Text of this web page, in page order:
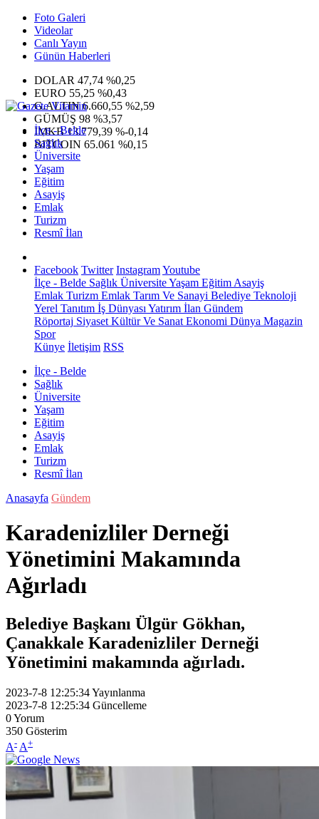
Foto Galeri
Videolar
Canlı Yayın
Günün Haberleri
DOLAR 47,74 %0,25
EURO 55,25 %0,43
G.ALTIN6.660,55 %2,59
GÜMÜŞ 98 %3,57
IMKB13.779,39 %-0,14
BITCOIN 65.061 %0,15
İlçe - Belde
Sağlık
Üniversite
Yaşam
Eğitim
Asayiş
Emlak
Turizm
Resmî İlan
Facebook Twitter InstagramYoutube
İlçe - Belde Sağlık ÜniversiteYaşam Eğitim Asayiş
Emlak Turizm Emlak Tarım Ve Sanayi Belediye Teknoloji
Yerel Tanıtım İş Dünyası Yatırım İlan Gündem
Röportaj Siyaset Kültür Ve Sanat Ekonomi Dünya Magazin
Spor
Künye İletişim RSS
İlçe - Belde
Sağlık
Üniversite
Yaşam
Eğitim
Asayiş
Emlak
Turizm
Resmî İlan
Anasayfa Gündem
Karadenizliler Derneği
Yönetimini Makamında
Ağırladı
Belediye Başkanı Ülgür Gökhan,
Çanakkale Karadenizliler Derneği
Yönetimini makamında ağırladı.
2023-7-8 12:25:34Yayınlanma
2023-7-8 12:25:34 Güncelleme
0Yorum
350 Gösterim
A- A+